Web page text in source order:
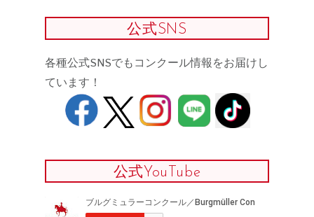
公式SNS
各種公式SNSでもコンクール情報をお届けし
ています！
公式YouTube